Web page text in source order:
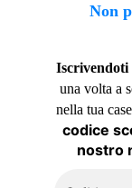
Non
Iscrivendoti
una volta a
nella tua
codice
nostro